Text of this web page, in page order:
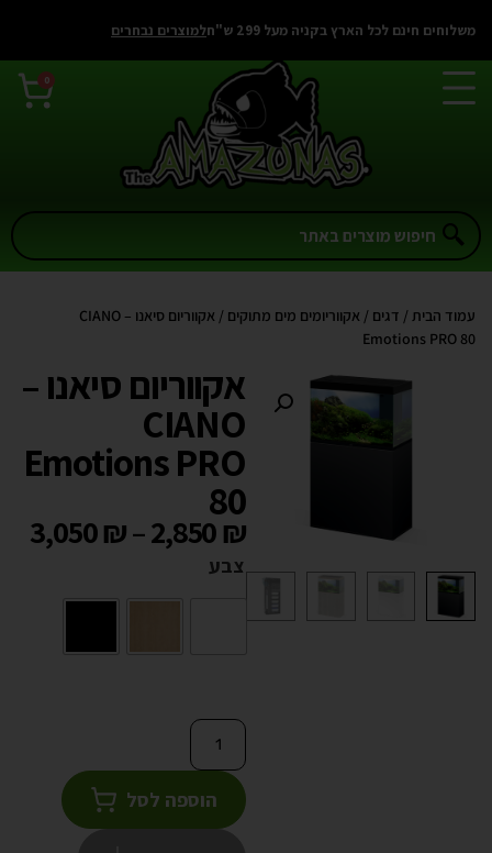
משלוחים חינם לכל הארץ בקניה מעל 299 ש"ח למוצרים נבחרים
0
עמוד הבית / דגים / אקווריומים מים מתוקים
/ אקווריום סיאנו – CIANO
Emotions PRO 80
אקווריום סיאנו –
CIANO
Emotions PRO
80
2,850₪
–
3,050₪
צבע
הוספה לסל